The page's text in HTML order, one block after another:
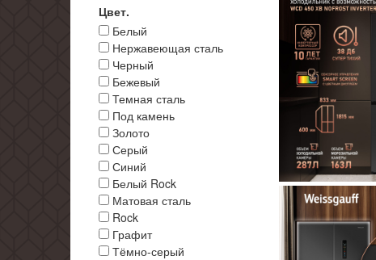
Цвет.
Белый
Нержавеющая сталь
Черный
Бежевый
Темная сталь
Под камень
Золото
Серый
Синий
Белый Rock
Матовая сталь
Rock
Графит
Тёмно-серый